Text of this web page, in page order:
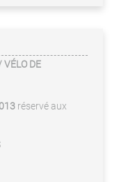
VÉLO DE
réservé aux